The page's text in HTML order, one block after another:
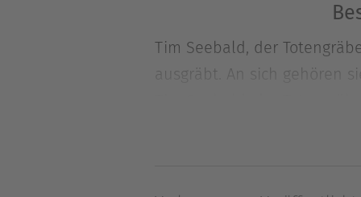
Tim Seebald, der
ausgräbt. An sich gehören
ausgräbt. An sich gehören